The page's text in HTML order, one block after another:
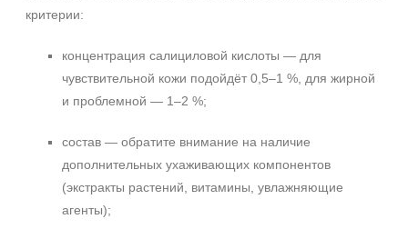
критерии:
концентрация салициловой кислоты — для
чувствительной кожи подойдёт 0,5–1 %, для жирной
и проблемной — 1–2 %;
состав — обратите внимание на наличие
дополнительных ухаживающих компонентов
(экстракты растений, витамины, увлажняющие
агенты);